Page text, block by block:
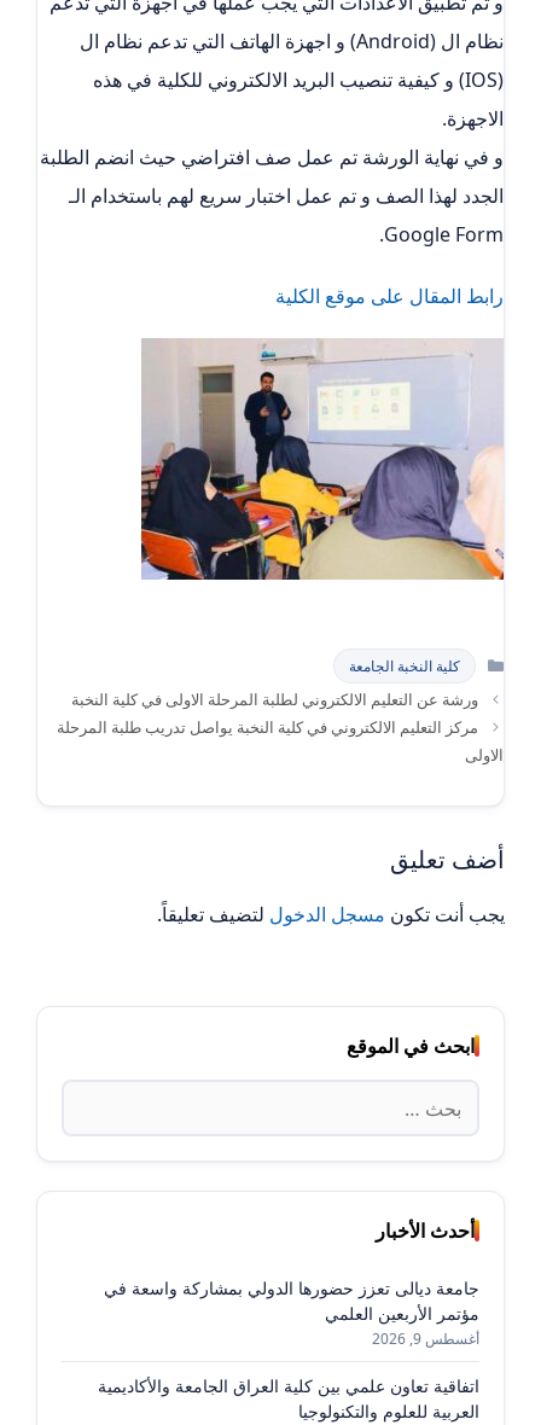
نظام ال (Android) و اجهزة الهاتف التي تدعم نظام ال
(IOS) و كيفية تنصيب البريد الالكتروني للكلية في هذه
الاجهزة.
و في نهاية الورشة تم عمل صف افتراضي حيث انضم الطلبة
الجدد لهذا الصف و تم عمل اختبار سريع لهم باستخدام الـ
Google Form.
رابط المقال على موقع الكلية
التصنيفات
كلية النخبة الجامعة
ورشة عن التعليم الالكتروني لطلبة المرحلة الاولى في كلية النخبة
مركز التعليم الالكتروني في كلية النخبة يواصل تدريب طلبة المرحلة
الاولى
أضف تعليق
يجب أنت تكون مسجل الدخول لتضيف تعليقاً.
ابحث في الموقع
البحث
عن:
أحدث الأخبار
جامعة ديالى تعزز حضورها الدولي بمشاركة واسعة في
مؤتمر الأربعين العلمي
أغسطس 9, 2026
اتفاقية تعاون علمي بين كلية العراق الجامعة والأكاديمية
العربية للعلوم والتكنولوجيا